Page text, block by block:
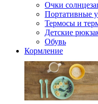
Очки
Портативные
Термосы и
Детские
Обувь
Кормление